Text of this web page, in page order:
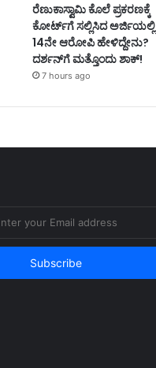
ರೆಣುಕಾಸ್ವಾಮಿ ಕೊಲೆ ಪ್ರಕರಣಕ್ಕೆ
ಕೋರ್ಟ್‌ಗೆ ಸಲ್ಲಿಸಿದ ಅರ್ಜಿಯಲ್ಲಿ
14ನೇ ಆರೋಪಿ ಹೇಳಿದ್ದೇನು?
ದರ್ಶನ್‌ಗೆ ಮತ್ತೊಂದು ಶಾಕ್!
7 hours ago